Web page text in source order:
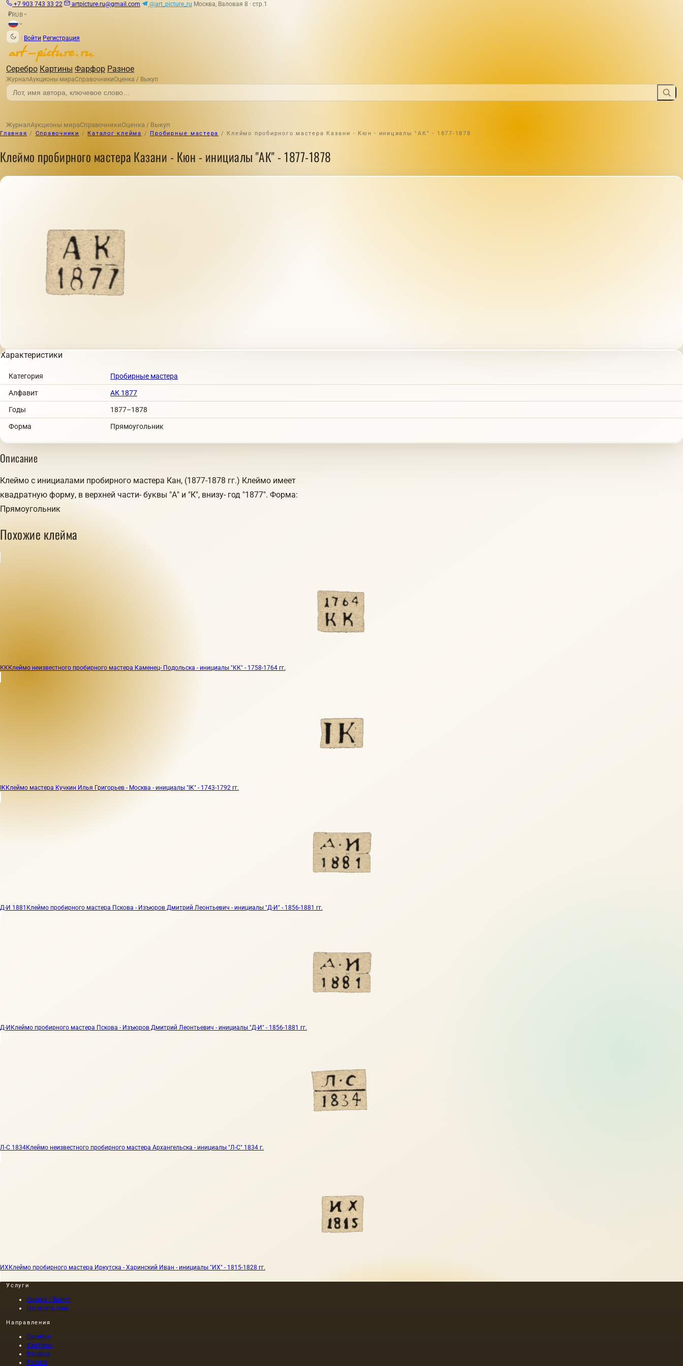
+7 903 743 33 22 artpicture.ru@gmail.com @art_picture_ru Москва, Валовая 8 · стр.1
₽RUB
Войти Регистрация
Серебро Картины Фарфор Разное
ЖурналАукционы мираСправочникиОценка / Выкуп
ЖурналАукционы мираСправочникиОценка / Выкуп
Главная / Справочники / Каталог клейма / Пробирные мастера / Клеймо пробирного мастера Казани - Кюн - инициалы "АК" - 1877-1878
Клеймо пробирного мастера Казани - Кюн - инициалы "АК" - 1877-1878
Характеристики
Категория Пробирные мастера
Алфавит АК 1877
Годы 1877–1878
Форма Прямоугольник
Описание
Клеймо с инициалами пробирного мастера Кан, (1877-1878 гг.) Клеймо имеет
квадратную форму, в верхней части- буквы "А" и "К", внизу- год "1877". Форма:
Прямоугольник
Похожие клейма
КККлеймо неизвестного пробирного мастера Каменец- Подольска - инициалы "КК" - 1758-1764 гг.
IKКлеймо мастера Кучкин Илья Григорьев - Москва - инициалы "IK" - 1743-1792 гг.
Д-И 1881 Клеймо пробирного мастера Пскова - Изъюров Дмитрий Леонтьевич - инициалы "Д-И" - 1856-1881 гг.
Д-ИКлеймо пробирного мастера Пскова - Изъюров Дмитрий Леонтьевич - инициалы "Д-И" - 1856-1881 гг.
Л-С 1834Клеймо неизвестного пробирного мастера Архангельска - инициалы "Л-С" 1834 г.
ИХКлеймо пробирного мастера Иркутска - Харинский Иван - инициалы "ИХ" - 1815-1828 гг.
Услуги
Оценка / Выкуп
Написать нам
Направления
Серебро
Картины
Фарфор
Разное